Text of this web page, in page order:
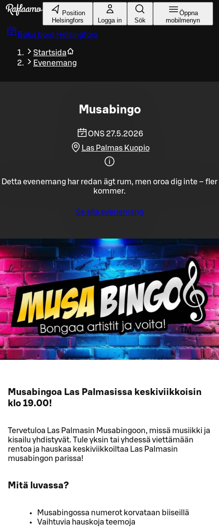
Gå till huvudinnehållet
Position
Helsingfors
Logga in Sök
Öppna
mobilmenyn
Boka bord Helsingfors
Startsida
Evenemang
Musabingo
ONS 27.5.2026
Las Palmas Kuopio
Detta evenemang har redan ägt rum, men oroa dig inte – fler
kommer.
Se alla evenemang
Musabingoa Las Palmasissa keskiviikkoisin
klo 19.00!
Tervetuloa Las Palmasin Musabingoon, missä musiikki ja
kisailu yhdistyvät. Tule yksin tai yhdessä viettämään
rentoa ja hauskaa keskiviikkoiltaa Las Palmasin
musabingon parissa!
Mitä luvassa?
Musabingossa numerot korvataan biiseillä
Vaihtuvia hauskoja teemoja